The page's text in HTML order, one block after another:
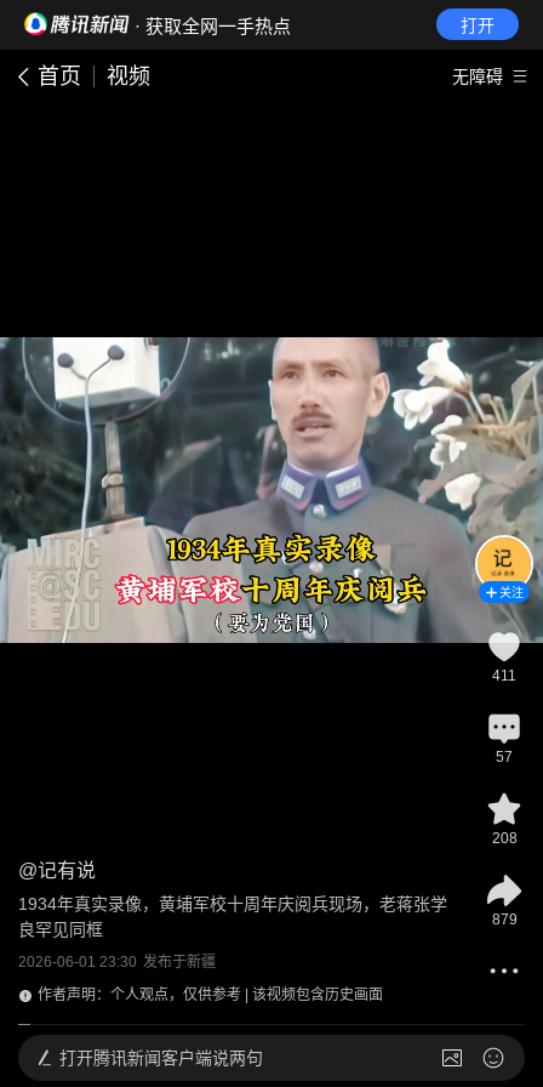
· 获取全网一手热点 打开
首页 视频 无障碍
@记有说
1934年真实录像，黄埔军校十周年庆阅兵现场，老蒋张学
良罕见同框
2026-06-01 23:30 发布于新疆
作者声明：个人观点，仅供参考 | 该视频包含历史画面
关注
411
57
208
879
打开腾讯新闻客户端说两句